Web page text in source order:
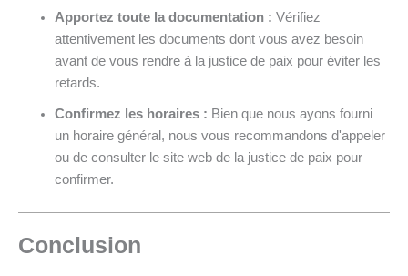
Apportez toute la documentation : Vérifiez
attentivement les documents dont vous avez besoin
avant de vous rendre à la justice de paix pour éviter les
retards.
Confirmez les horaires : Bien que nous ayons fourni
un horaire général, nous vous recommandons d'appeler
ou de consulter le site web de la justice de paix pour
confirmer.
Conclusion